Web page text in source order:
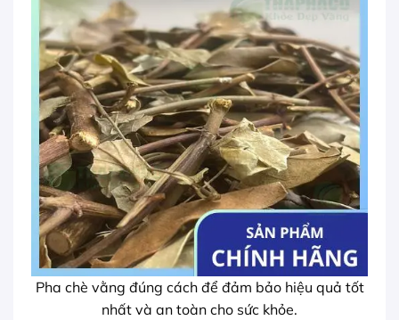
Pha chè vằng đúng cách để đảm bảo hiệu quả tốt
nhất và an toàn cho sức khỏe.